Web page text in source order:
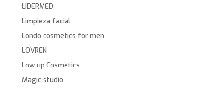
LIDERMED
Limpieza facial
Londo cosmetics for men
LOVREN
Low up Cosmetics
Magic studio